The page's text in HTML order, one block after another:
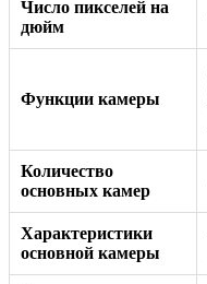
Число пикселей на
дюйм
Функции камеры
Количество
основных камер
Характеристики
основной камеры